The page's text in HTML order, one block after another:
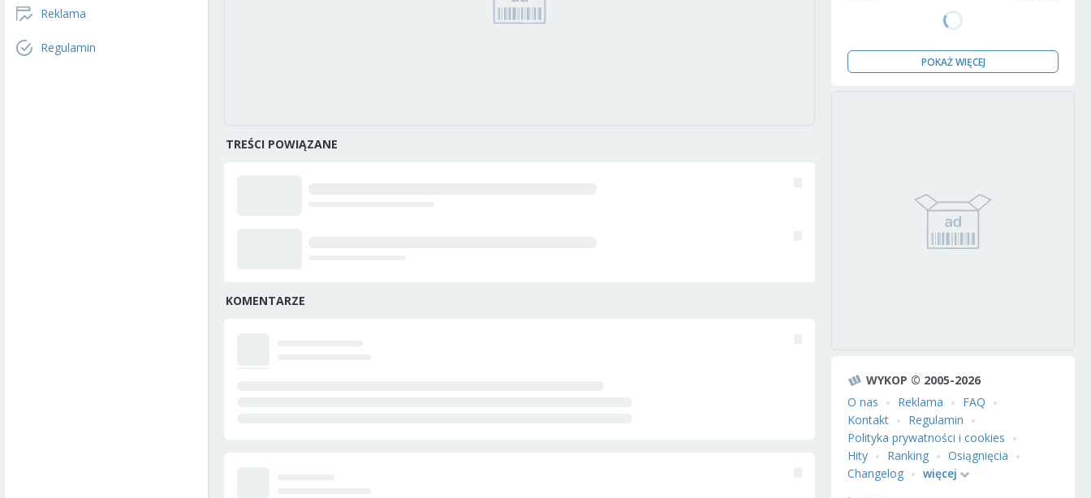
Reklama
Regulamin
TREŚCI POWIĄZANE
KOMENTARZE
POKAŻ WIĘCEJ
WYKOP © 2005-2026
O nas
Reklama
FAQ
Kontakt
Regulamin
Polityka prywatności i cookies
Hity
Ranking
Osiągnięcia
Changelog
więcej